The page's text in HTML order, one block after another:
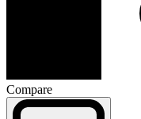
Compare